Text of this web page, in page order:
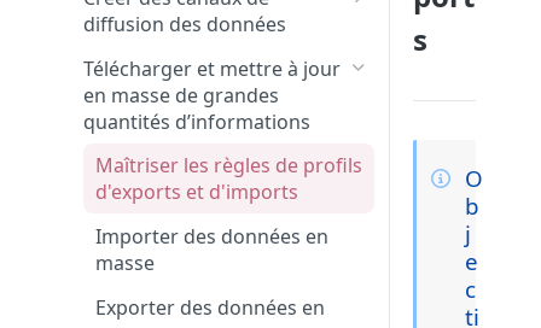
Naviguer dans les
produits
Enrichir les données des
variants
Effectuer des actions en
masse
Générer du contenu avec l’IA
Quable
Relier des fiches produits
entre elles
collaboration
Créer un widget sur le
tableau de bord
Utiliser et gérer les widgets
depuis le dashboard
diffusion des données
Créer des canaux
Gérer les classifications dans
un canal
Créer des sélections de
contenus à diffuser
Gérer les données diffusées
dans un canal
Télécharger et mettre à jour
en masse de grandes
quantités d’informations
Maîtriser les règles de profils
d'exports et d'imports
Importer des données en
masse
Exporter des données en
s
O
b
j
e
c
ti